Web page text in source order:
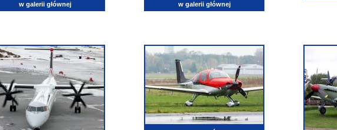
w galerii głównej w galerii głównej